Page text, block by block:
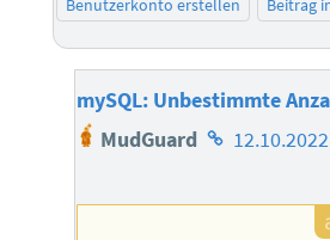
Benutzerkonto erstellen Beitrag
mySQL: Unbestimmte
MudGuard Homepage
Autors